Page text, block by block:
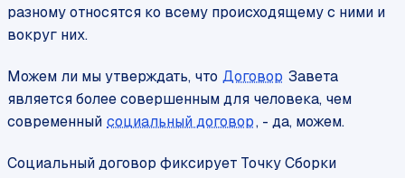
разному относятся ко всему происходящему с ними и
вокруг них.
Можем ли мы утверждать, что Договор Завета
является более совершенным для человека, чем
современный социальный договор, - да, можем.
Социальный договор фиксирует Точку Сборки